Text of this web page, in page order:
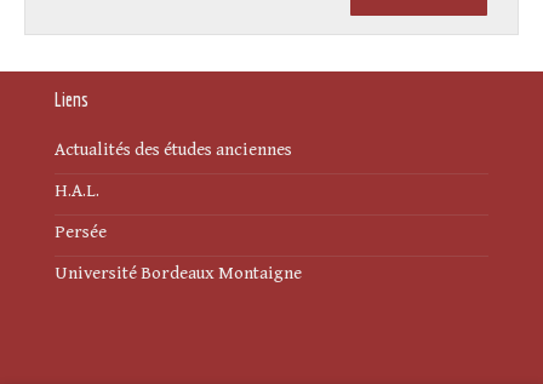
Liens
Actualités des études anciennes
H.A.L.
Persée
Université Bordeaux Montaigne